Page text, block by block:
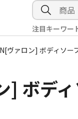
注目キーワー
ヴァロン] ボディソー
] ボデ